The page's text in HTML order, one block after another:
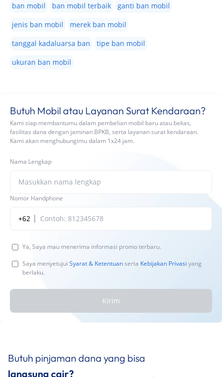
ban mobil ban mobil terbaik
ganti ban mobil
jenis ban mobil
merek ban mobil
tanggal kadaluarsa ban
tipe ban mobil
ukuran ban mobil
Butuh Mobil atau Layanan Surat Kendaraan?
Kami siap membantumu dalam pembelian mobil baru atau bekas,
fasilitas dana dengan jaminan BPKB, serta layanan surat kendaraan.
Kami akan menghubungimu dalam 1x24 jam.
Nama Lengkap
Nomor Handphone
+62
Ya, Saya mau menerima informasi promo terbaru.
Saya menyetujui Syarat & Ketentuanserta Kebijakan Privasi yang
berlaku.
Kirim
Butuh pinjaman dana yang bisa
langsung cair?